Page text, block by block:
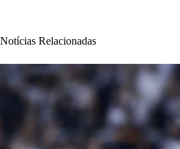
Notícias Relacionadas